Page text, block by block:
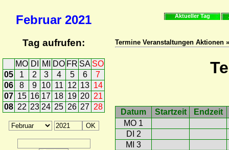
Februar 2021
Tag aufrufen:
MO DI MI DO FR SA SO
05
1 2 3 4 5 6
7
06
8 9 10 11 12 13 14
07 15 16 17 18 19 20 21
08 22 23 24 25 26 27 28
Aktueller Tag
Termine Veranstaltungen Aktionen
Datum Startzeit
Endzeit
MO 1
DI 2
MI 3